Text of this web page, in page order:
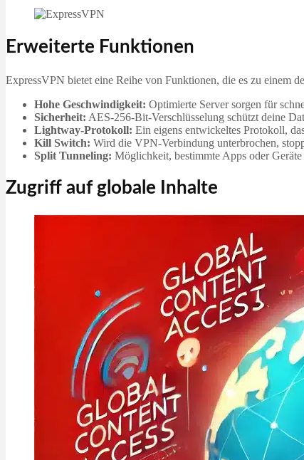
Erweiterte Funktionen
ExpressVPN bietet eine Reihe von Funktionen, die es zu einem
Hohe Geschwindigkeit: Optimierte Server sorgen für
Sicherheit: AES-256-Bit-Verschlüsselung schützt deine
Lightway-Protokoll: Ein eigens entwickeltes Protokoll,
Kill Switch: Wird die VPN-Verbindung unterbrochen,
Split Tunneling: Möglichkeit, bestimmte Apps oder
Zugriff auf globale Inhalte